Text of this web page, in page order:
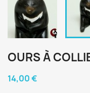
OURS À
14,00 €